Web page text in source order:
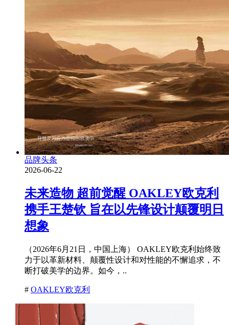
品牌头条
2026-06-22
未来造物 超前觉醒 OAKLEY欧克利
携手王楚钦 旨在以先锋设计颠覆明日
想象
（2026年6月21日，中国上海） OAKLEY欧克利始终致
力于以革新材料、颠覆性设计和对性能的不懈追求，不
断打破美学的边界。如今，..
# OAKLEY欧克利